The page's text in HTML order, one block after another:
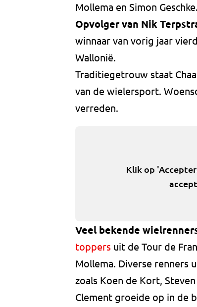
Mollema en Simon Geschke.
Opvolger van Nik
winnaar van vorig jaar
Wallonië.
Traditiegetrouw staat
van de wielersport.
verreden.
Klik op
Veel bekende
toppers uit de Tour de
Mollema. Diverse renners
zoals Koen de Kort,
Clement groeide op in de